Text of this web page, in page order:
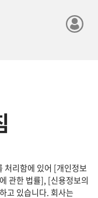
처리함에 있어 [개인정보
관한 법률], [신용정보의
고 있습니다. 회사는